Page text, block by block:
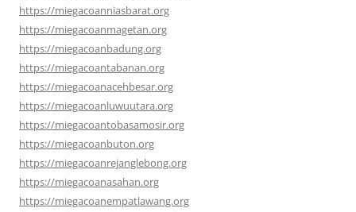
https://miegacoanniasbarat.org
https://miegacoanmagetan.org
https://miegacoanbadung.org
https://miegacoantabanan.org
https://miegacoanacehbesar.org
https://miegacoanluwuutara.org
https://miegacoantobasamosir.org
https://miegacoanbuton.org
https://miegacoanrejanglebong.org
https://miegacoanasahan.org
https://miegacoanempatlawang.org